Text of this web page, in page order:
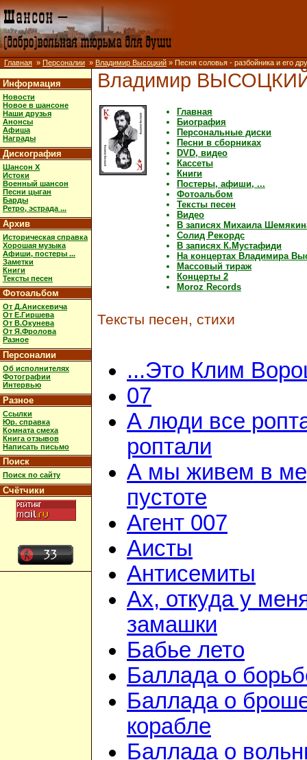
Главная » Персоналии » Владимир Высоцкий » Песня соловья - разбойника и его
Информация
Новости
Новое в шансоне
Наши друзья
Анонсы
Афиша
Награды
Дискография
Шансон X
Истоки
Военный шансон
Песни цыган
Барды
Ретро, эстрада ...
Архив
Историческая справка
Хорошая музыка
Афиши, постеры ...
Заметки
Книги
Тексты песен
Фотоальбом
От Д.Анискевича
От Е.Гиршева
От В.Окунева
От Я.Фролова
Разное
Персоналии
Об исполнителях
Фотографии
Интервью
Разное
Ссылки
Юр. справка
Комната смеха
Книга отзывов
Написать письмо
Поиск
Поиск по сайту
Счётчики
Владимир
Главная
Биография
Персональные диски
Песни в сборниках
DVD, видео
Кассеты
Книги
Постеры, афиши, ...
Фотоальбом
Тексты песен
Видео
В записях Михаила
Солид Рекордс
В записях К.Мустафиди
На концертах Владимира
Массовый тираж
Концерты 2
Moroz Records
Тексты песен, стихи
...Это Клим
07
А люди все
роптали
А мы живем в
пустоте
Агент 007
Аисты
Антисемиты
Ах, откуда у
замашки
Бабье лето
Баллада о
Баллада о
корабле
Баллада о